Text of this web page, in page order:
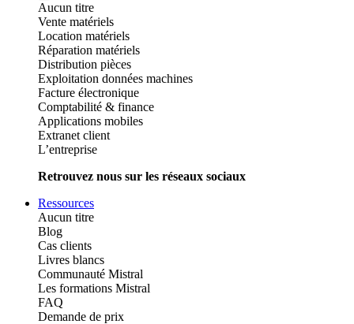
Aucun titre
Vente matériels
Location matériels
Réparation matériels
Distribution pièces
Exploitation données machines
Facture électronique
Comptabilité & finance
Applications mobiles
Extranet client
L’entreprise
Retrouvez nous sur les réseaux sociaux
Ressources
Aucun titre
Blog
Cas clients
Livres blancs
Communauté Mistral
Les formations Mistral
FAQ
Demande de prix